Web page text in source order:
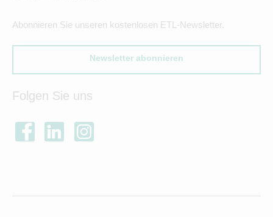
Abonnieren Sie unseren kostenlosen ETL-Newsletter.
Newsletter abonnieren
Folgen Sie uns